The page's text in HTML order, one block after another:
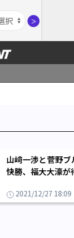
＞
山﨑一渉と菅野
快勝、福大大濠が
2021/12/27 18:09